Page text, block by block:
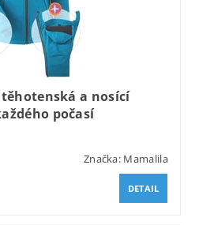
a nosící
počasí
Značka: Mamalila
DETAIL